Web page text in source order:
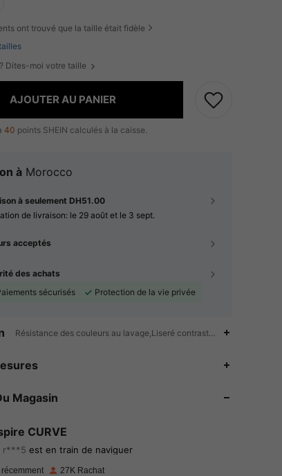
ont trouvé que la taille était fidèle
Dites-moi votre taille
AJOUTER AU PANIER
40 points SHEIN calculés à la caisse.
à Morocco
à seulement DH51.00
de livraison: le 29 août et le 3 sept.
acceptés
des achats
sécurisés
Protection de la vie privée
Résistance des couleurs au lavage,Liseré contrastant,Tulle
Magasin
CURVE
r***5 est en train de naviguer
Evaluation 561Articles 7.3K
27K Rachat